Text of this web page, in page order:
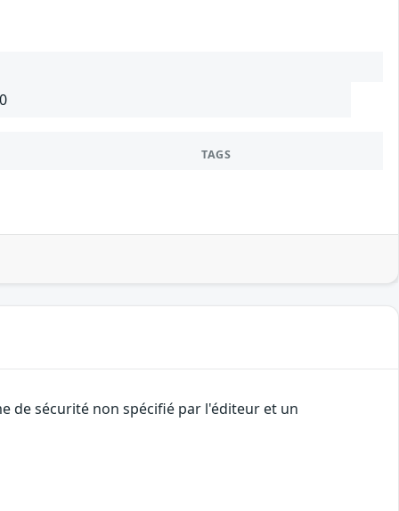
TAGS
de sécurité non spécifié par l'éditeur et un